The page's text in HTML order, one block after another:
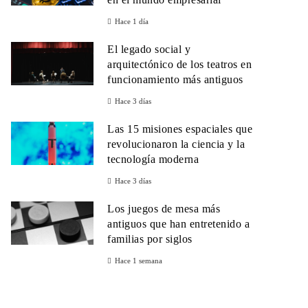
Hace 1 día
El legado social y
arquitectónico de los teatros en
funcionamiento más antiguos
Hace 3 días
Las 15 misiones espaciales que
revolucionaron la ciencia y la
tecnología moderna
Hace 3 días
Los juegos de mesa más
antiguos que han entretenido a
familias por siglos
Hace 1 semana